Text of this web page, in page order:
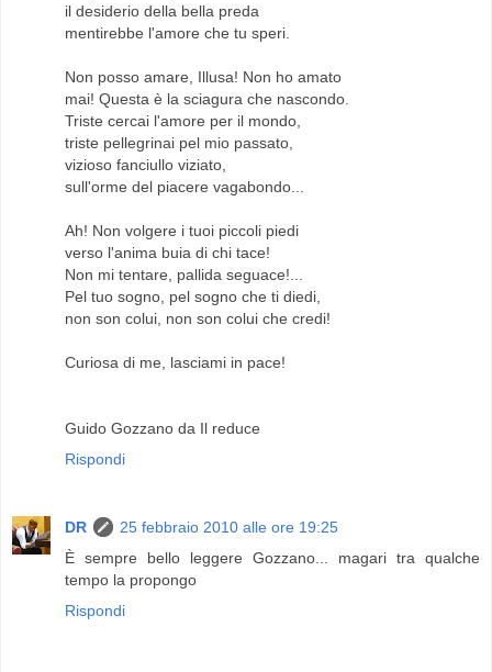
il desiderio della bella preda
mentirebbe l'amore che tu speri.
Non posso amare, Illusa! Non ho amato
mai! Questa è la sciagura che nascondo.
Triste cercai l'amore per il mondo,
triste pellegrinai pel mio passato,
vizioso fanciullo viziato,
sull'orme del piacere vagabondo...
Ah! Non volgere i tuoi piccoli piedi
verso l'anima buia di chi tace!
Non mi tentare, pallida seguace!...
Pel tuo sogno, pel sogno che ti diedi,
non son colui, non son colui che credi!
Curiosa di me, lasciami in pace!
Guido Gozzano da Il reduce
Rispondi
DR
25 febbraio 2010 alle ore 19:25
È sempre bello leggere Gozzano... magari tra qualche
tempo la propongo
Rispondi